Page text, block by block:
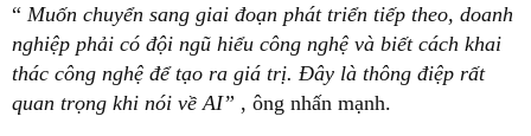
“ Muốn chuyển sang giai đoạn phát triển tiếp theo, doanh
nghiệp phải có đội ngũ hiểu công nghệ và biết cách khai
thác công nghệ để tạo ra giá trị. Đây là thông điệp rất
quan trọng khi nói về AI” , ông nhấn mạnh.